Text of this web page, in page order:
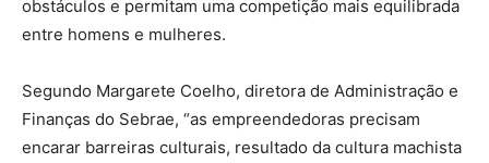
obstáculos e permitam uma competição mais equilibrada
entre homens e mulheres.
Segundo Margarete Coelho, diretora de Administração e
Finanças do Sebrae, “as empreendedoras precisam
encarar barreiras culturais, resultado da cultura machista